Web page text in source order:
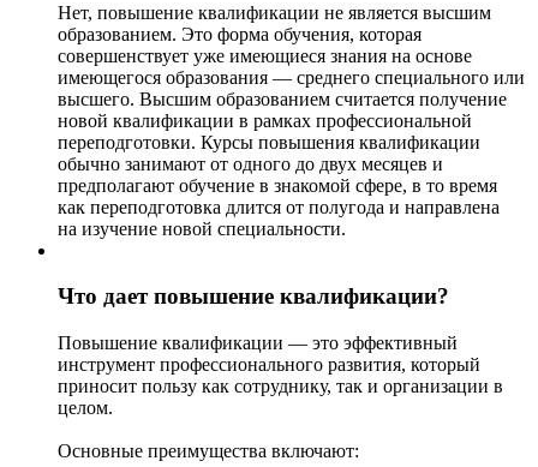
Нет, повышение квалификации не является высшим
образованием. Это форма обучения, которая
совершенствует уже имеющиеся знания на основе
имеющегося образования — среднего специального или
высшего. Высшим образованием считается получение
новой квалификации в рамках профессиональной
переподготовки. Курсы повышения квалификации
обычно занимают от одного до двух месяцев и
предполагают обучение в знакомой сфере, в то время
как переподготовка длится от полугода и направлена
на изучение новой специальности.
Что дает повышение квалификации?
Повышение квалификации — это эффективный
инструмент профессионального развития, который
приносит пользу как сотруднику, так и организации в
целом.
Основные преимущества включают: